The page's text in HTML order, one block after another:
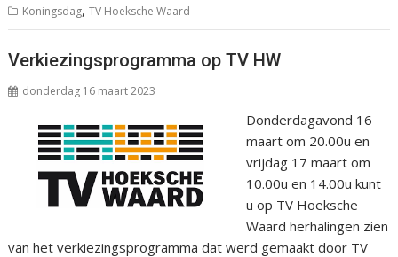
Koningsdag,TV Hoeksche Waard
Verkiezingsprogramma op TV HW
donderdag 16 maart 2023
Donderdagavond 16
maart om 20.00u en
vrijdag 17 maart om
10.00u en 14.00u kunt
u op TV Hoeksche
Waard herhalingen zien
van het verkiezingsprogramma dat werd gemaakt door TV